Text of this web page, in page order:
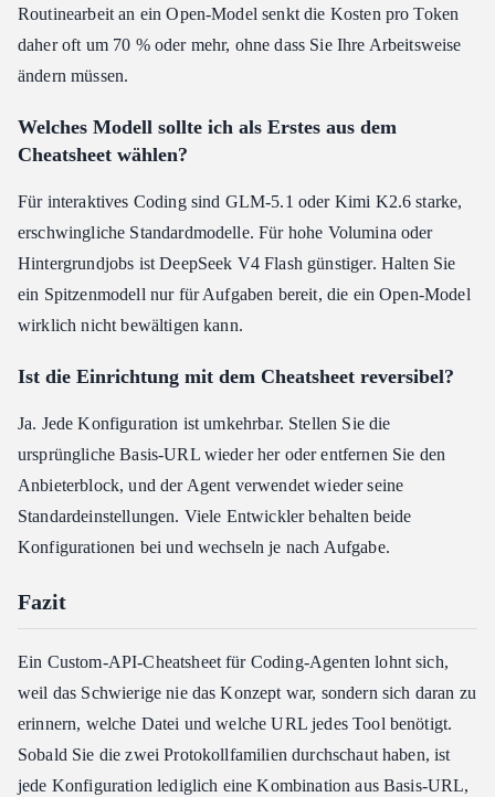
Routinearbeit an ein Open-Model senkt die Kosten pro Token
daher oft um 70 % oder mehr, ohne dass Sie Ihre Arbeitsweise
ändern müssen.
Welches Modell sollte ich als Erstes aus dem
Cheatsheet wählen?
Für interaktives Coding sind GLM-5.1 oder Kimi K2.6 starke,
erschwingliche Standardmodelle. Für hohe Volumina oder
Hintergrundjobs ist DeepSeek V4 Flash günstiger. Halten Sie
ein Spitzenmodell nur für Aufgaben bereit, die ein Open-Model
wirklich nicht bewältigen kann.
Ist die Einrichtung mit dem Cheatsheet reversibel?
Ja. Jede Konfiguration ist umkehrbar. Stellen Sie die
ursprüngliche Basis-URL wieder her oder entfernen Sie den
Anbieterblock, und der Agent verwendet wieder seine
Standardeinstellungen. Viele Entwickler behalten beide
Konfigurationen bei und wechseln je nach Aufgabe.
Fazit
Ein Custom-API-Cheatsheet für Coding-Agenten lohnt sich,
weil das Schwierige nie das Konzept war, sondern sich daran zu
erinnern, welche Datei und welche URL jedes Tool benötigt.
Sobald Sie die zwei Protokollfamilien durchschaut haben, ist
jede Konfiguration lediglich eine Kombination aus Basis-URL,